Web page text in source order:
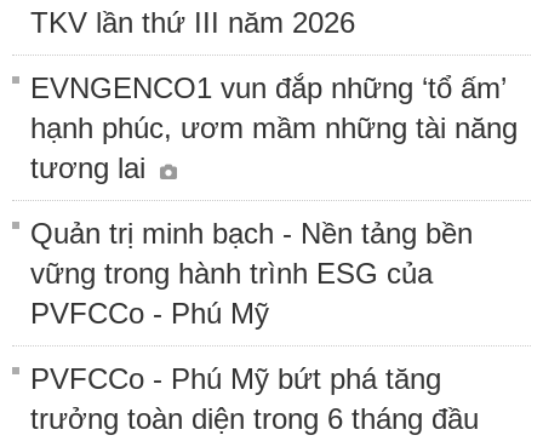
TKV lần thứ III năm 2026
EVNGENCO1 vun đắp những ‘tổ ấm’
hạnh phúc, ươm mầm những tài năng
tương lai
Quản trị minh bạch - Nền tảng bền
vững trong hành trình ESG của
PVFCCo - Phú Mỹ
PVFCCo - Phú Mỹ bứt phá tăng
trưởng toàn diện trong 6 tháng đầu